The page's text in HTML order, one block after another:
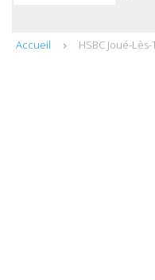
Accueil HSBC Joué-